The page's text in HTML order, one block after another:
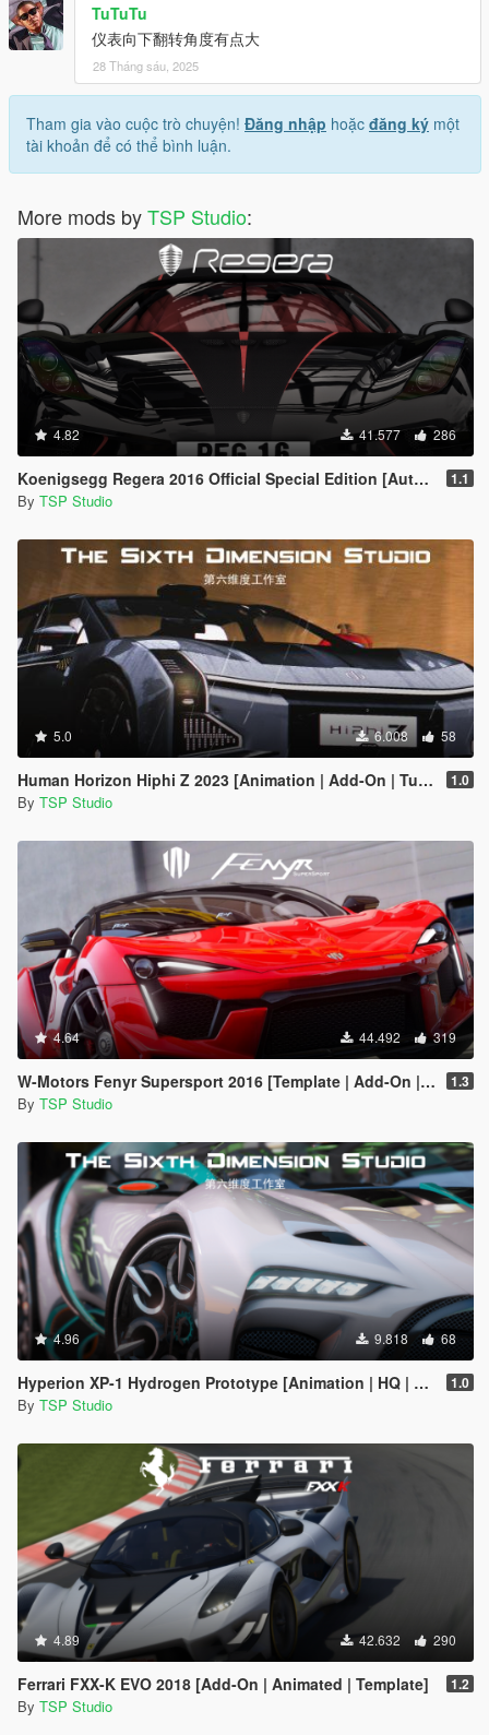
TuTuTu
仪表向下翻转角度有点大
28 Tháng sáu, 2025
Tham gia vào cuộc trò chuyện! Đăng nhập hoặc đăng ký một
tài khoản để có thể bình luận.
More mods byTSP Studio:
4.82 41.577 286
Koenigsegg Regera 2016 Official Special Edition [Automatic Spoiler | Add-On | Tuning] 1.1
By TSP Studio
5.0 6.008 58
Human Horizon Hiphi Z 2023 [Animation | Add-On | Tuning] 1.0
By TSP Studio
4.64 44.492 319
W-Motors Fenyr Supersport 2016 [Template | Add-On | Extras] 1.3
By TSP Studio
4.96 9.818 68
Hyperion XP-1 Hydrogen Prototype [Animation | HQ | OIV] 1.0
By TSP Studio
4.89 42.632 290
Ferrari FXX-K EVO 2018 [Add-On | Animated | Template] 1.2
By TSP Studio